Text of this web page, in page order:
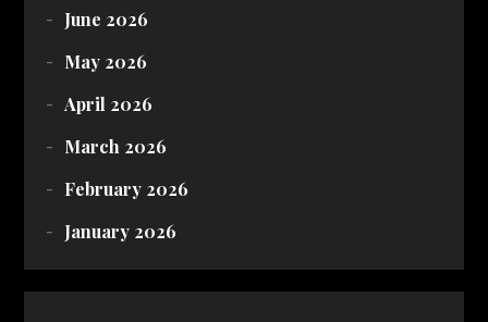
June 2026
May 2026
April 2026
March 2026
February 2026
January 2026